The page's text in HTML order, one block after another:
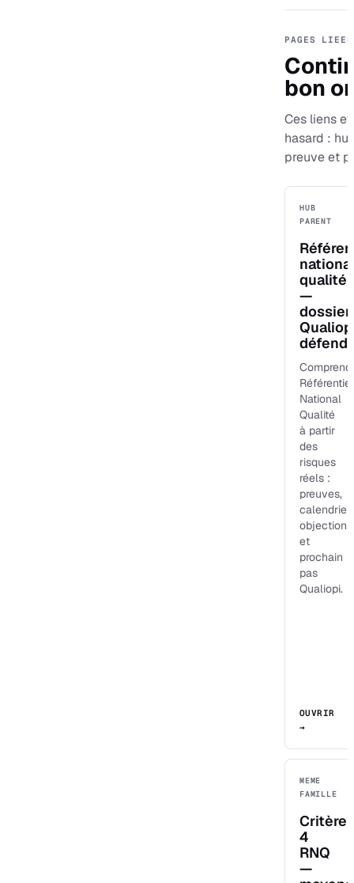
PAGES LIEES
bon
Ces liens
hasard :
preuve et
HUB
PARENT
national
qualité
—
dossier
Référentiel
National
Qualité
à partir
des
risques
réels :
preuves,
calendrier,
objections
et
prochain
pas
Qualiopi.
OUVRIR
→
MEME
FAMILLE
Critère
4
RNQ
—